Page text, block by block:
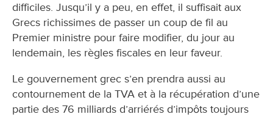
difficiles. Jusqu’il y a peu, en effet, il suffisait aux
Grecs richissimes de passer un coup de fil au
Premier ministre pour faire modifier, du jour au
lendemain, les règles fiscales en leur faveur.
Le gouvernement grec s’en prendra aussi au
contournement de la TVA et à la récupération d’une
partie des 76 milliards d’arriérés d’impôts toujours